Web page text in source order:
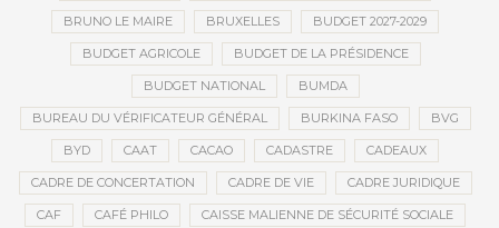
BRUNO LE MAIRE BRUXELLES BUDGET 2027-2029
BUDGET AGRICOLE BUDGET DE LA PRÉSIDENCE
BUDGET NATIONAL BUMDA
BUREAU DU VÉRIFICATEUR GÉNÉRAL BURKINA FASO BVG
BYD CAAT CACAO CADASTRE CADEAUX
CADRE DE CONCERTATION CADRE DE VIE CADRE JURIDIQUE
CAF CAFÉ PHILO CAISSE MALIENNE DE SÉCURITÉ SOCIALE